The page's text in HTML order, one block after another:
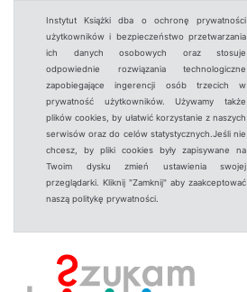
Instytut Książki dba o ochronę prywatności
użytkowników i bezpieczeństwo przetwarzania
ich danych osobowych oraz stosuje
odpowiednie rozwiązania technologiczne
zapobiegające ingerencji osób trzecich w
prywatność użytkowników. Używamy także
plików cookies, by ułatwić korzystanie z naszych
serwisów oraz do celów statystycznych.Jeśli nie
chcesz, by pliki cookies były zapisywane na
Twoim dysku zmień ustawienia swojej
przeglądarki. Kliknij "Zamknij" aby zaakceptować
naszą politykę prywatności.